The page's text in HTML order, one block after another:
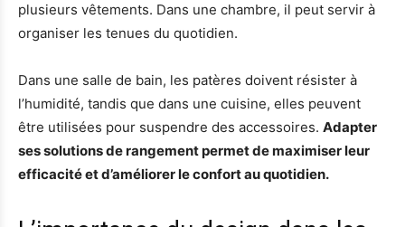
plusieurs vêtements. Dans une chambre, il peut servir à
organiser les tenues du quotidien.
Dans une salle de bain, les patères doivent résister à
l’humidité, tandis que dans une cuisine, elles peuvent
être utilisées pour suspendre des accessoires. Adapter
ses solutions de rangement permet de maximiser leur
efficacité et d’améliorer le confort au quotidien.